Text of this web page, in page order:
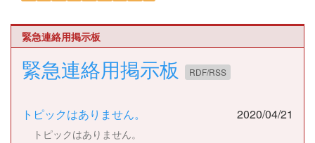
緊急連絡用掲示板
緊急連絡用掲示板 RDF/RSS
トピックはありません。 2020/04/21
トピックはありません。